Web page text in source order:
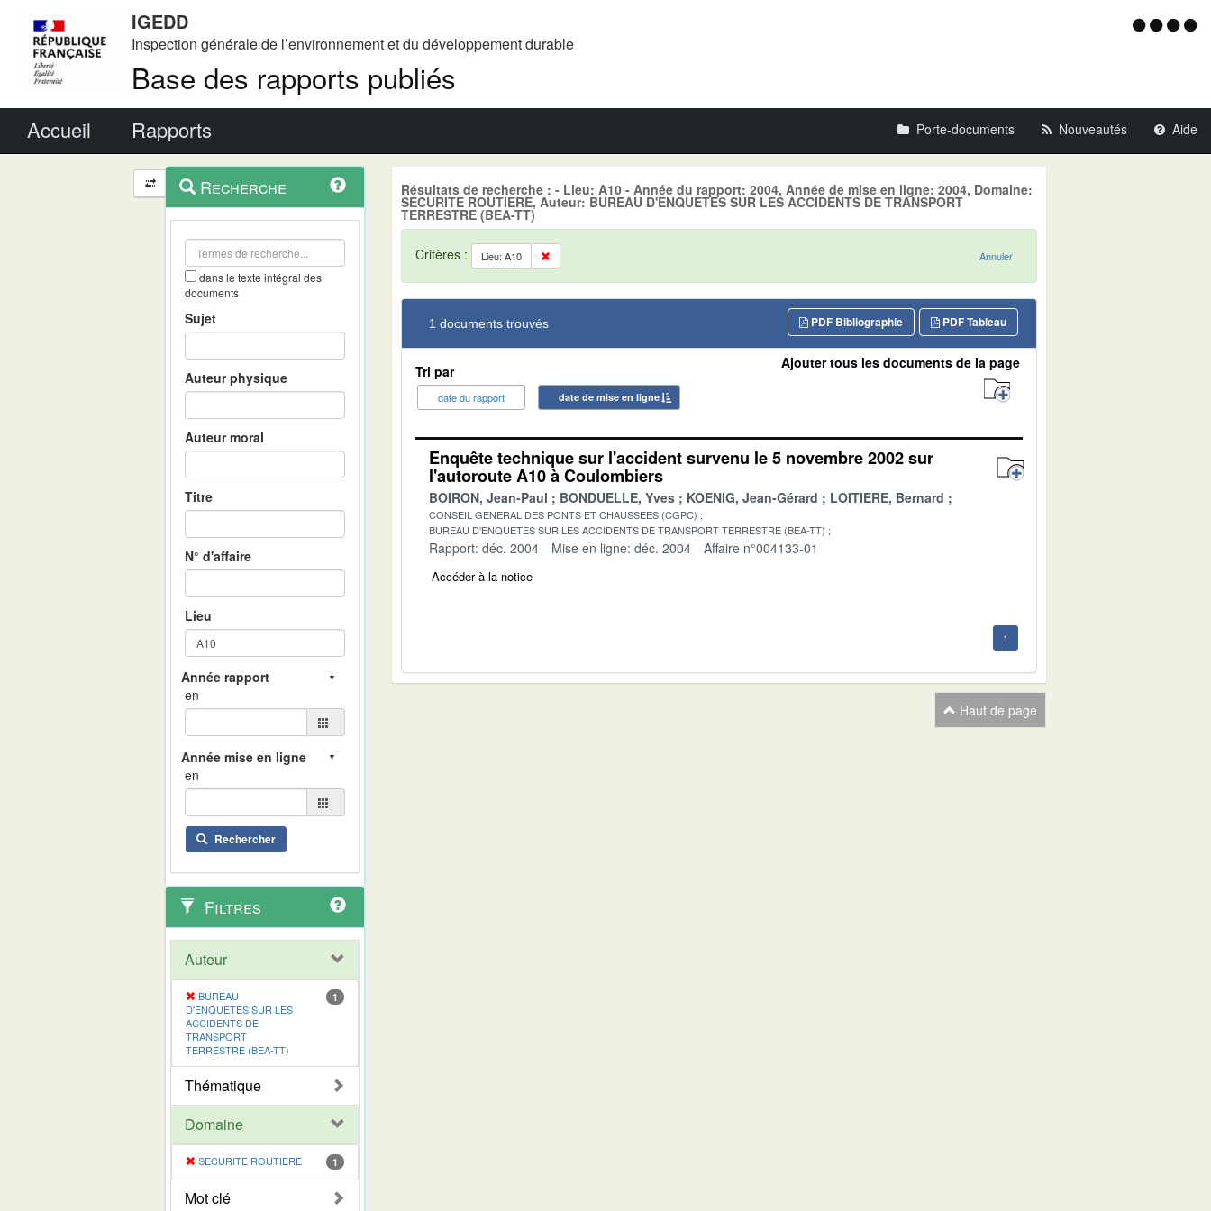
IGEDD
Inspection générale de l’environnement et du développement durable
Base des rapports publiés
Menu
Accueil Rapports Porte-documents Nouveautés Aide
Navigation
et
outils
contextuel
Recherche
dans le texte intégral des
documents
Sujet
Auteur physique
Auteur moral
Titre
N° d'affaire
Lieu
en
en
Rechercher
Filtres
Auteur
BUREAU
D'ENQUETES SUR LES
ACCIDENTS DE
TRANSPORT
TERRESTRE (BEA-TT)
1
Thématique
Domaine
SECURITE ROUTIERE 1
Mot clé
Résultats de recherche : - Lieu: A10 - Année du rapport: 2004, Année de mise en ligne: 2004, Domaine:
SECURITE ROUTIERE, Auteur: BUREAU D'ENQUETES SUR LES ACCIDENTS DE TRANSPORT
TERRESTRE (BEA-TT)
Critères : Lieu: A10 Annuler
1 documents trouvés PDF Tableau
PDF Bibliographie
Tri par
date du rapport date de mise en ligne
Ajouter tous les documents de la page
Enquête technique sur l'accident survenu le 5 novembre 2002 sur
l'autoroute A10 à Coulombiers
BOIRON, Jean-Paul BONDUELLE, Yves KOENIG, Jean-Gérard LOITIERE, Bernard
CONSEIL GENERAL DES PONTS ET CHAUSSEES (CGPC)
BUREAU D'ENQUETES SUR LES ACCIDENTS DE TRANSPORT TERRESTRE (BEA-TT)
Rapport: déc. 2004 Mise en ligne: déc. 2004 Affaire n°004133-01
Accéder à la notice
1
Haut de page